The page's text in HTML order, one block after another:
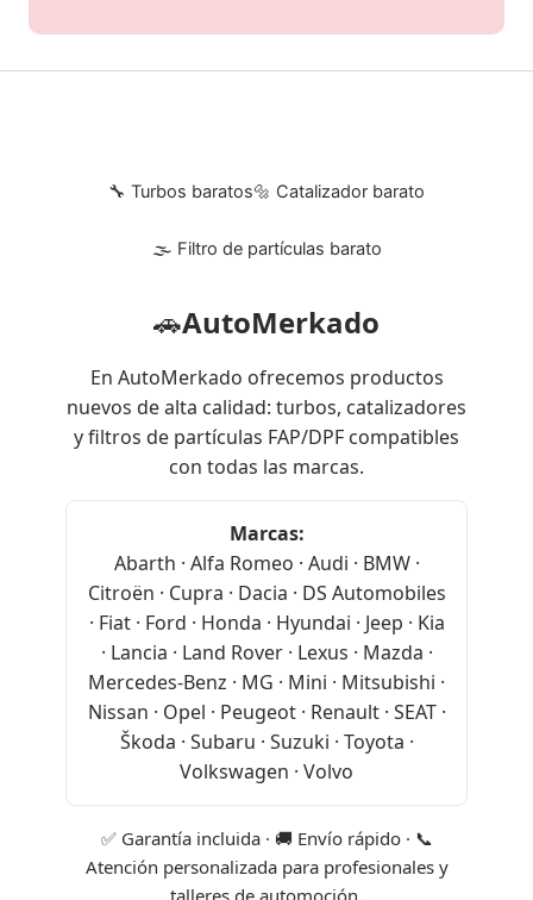
🔧 Turbos baratos🔩 Catalizador barato
🌫 Filtro de partículas barato
🚗AutoMerkado
En AutoMerkado ofrecemos productos
nuevos de alta calidad: turbos, catalizadores
y filtros de partículas FAP/DPF compatibles
con todas las marcas.
Marcas:
Abarth · Alfa Romeo · Audi · BMW ·
Citroën · Cupra · Dacia · DS Automobiles
· Fiat · Ford · Honda · Hyundai · Jeep · Kia
· Lancia · Land Rover · Lexus · Mazda ·
Mercedes-Benz · MG · Mini · Mitsubishi ·
Nissan · Opel · Peugeot · Renault · SEAT ·
Škoda · Subaru · Suzuki · Toyota ·
Volkswagen · Volvo
✅ Garantía incluida · 🚚 Envío rápido · 📞
Atención personalizada para profesionales y
talleres de automoción.